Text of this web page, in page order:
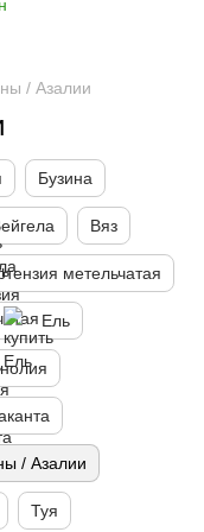
/ Азалии
Бузина
Вяз
метельчатая
Ель
/ Азалии
Туя